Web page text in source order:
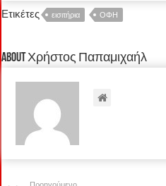
Ετικέτες εισιτήρια ΟΦΗ
About Χρήστος Παπαμιχαήλ